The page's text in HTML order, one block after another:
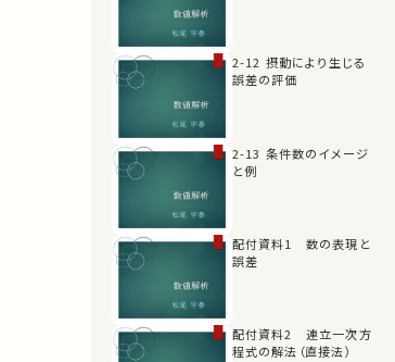
2-12 摂動により生じる
誤差の評価
2-13 条件数のイメージ
と例
配付資料1 数の表現と
誤差
配付資料2 連立一次方
程式の解法（直接法）